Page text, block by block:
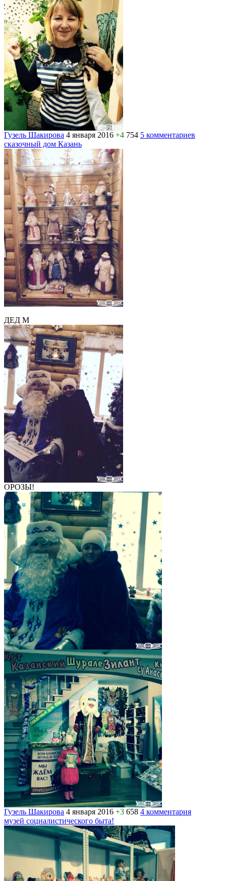
Гузель Шакирова 4 января 2016 +4 754 5 комментариев
сказочный дом Казань
ДЕД М
ОРОЗЫ!
Гузель Шакирова 4 января 2016 +3 658 4 комментария
музей социалистического быта!